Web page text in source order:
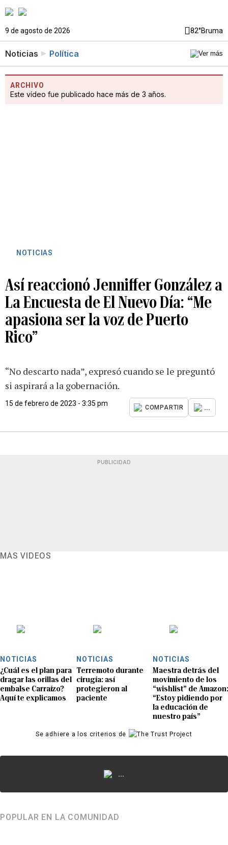
9 de agosto de 2026 82°Bruma
Noticias Política
ARCHIVO
Este vídeo fue publicado hace más de 3 años.
NOTICIAS
Así reaccionó Jenniffer González a
La Encuesta de El Nuevo Día: “Me
apasiona ser la voz de Puerto
Rico”
“No descarto nada”, expresó cuando se le preguntó
si aspirará a la gobernación.
15 de febrero de 2023 - 3:35 pm
COMPARTIR ...
PUBLICIDAD
MÁS VIDEOS
NOTICIAS
¿Cuál es el plan para
dragar las orillas del
embalse Carraízo?
Aquí te explicamos
NOTICIAS
Terremoto durante
cirugía: así
protegieron al
paciente
NOTICIAS
Maestra detrás del
movimiento de los
“wishlist” de Amazon:
“Estoy pidiendo por
la educación de
nuestro país”
Se adhiere a los criterios de
...
POPULAR EN LA COMUNIDAD